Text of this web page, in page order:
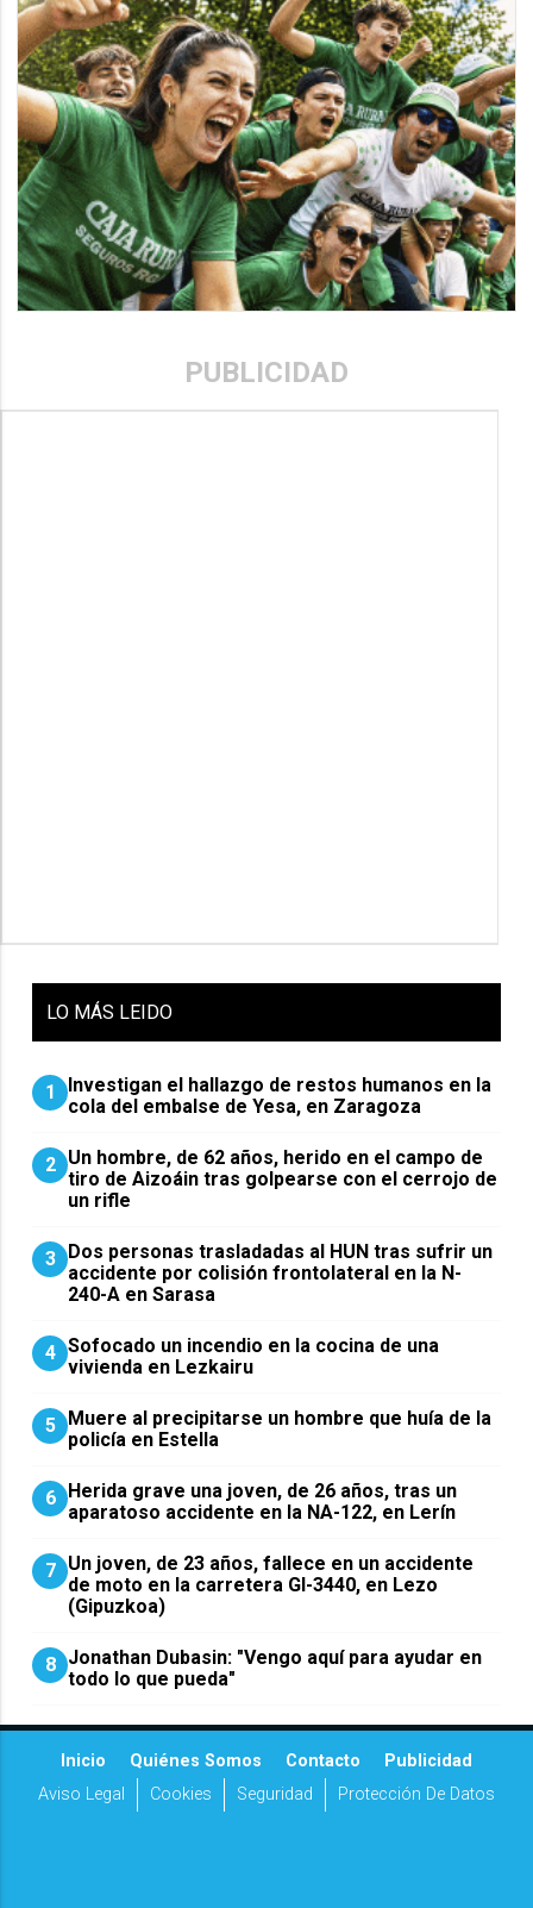
PUBLICIDAD
LO MÁS LEIDO
1
Investigan el hallazgo de restos humanos en la
cola del embalse de Yesa, en Zaragoza
2 Un hombre, de 62 años, herido en el campo de
tiro de Aizoáin tras golpearse con el cerrojo de
un rifle
3
​Dos personas trasladadas al HUN tras sufrir un
accidente por colisión frontolateral en la N-
240-A en Sarasa
4 Sofocado un incendio en la cocina de una
vivienda en Lezkairu
5
Muere al precipitarse un hombre que huía de la
policía en Estella
6
Herida grave una joven, de 26 años, tras un
aparatoso accidente en la NA-122, en Lerín
7 Un joven, de 23 años, fallece en un accidente
de moto en la carretera GI-3440, en Lezo
(Gipuzkoa)
8 Jonathan Dubasin: "Vengo aquí para ayudar en
todo lo que pueda"
Inicio Quiénes Somos Contacto
Publicidad
Aviso Legal
Cookies Seguridad Protección De Datos